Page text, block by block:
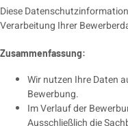
Diese
Verarbeitung Ihrer
Zusammenfassung:
Wir nutzen Ihre Daten
Bewerbung.
Im Verlauf der
Ausschließlich die